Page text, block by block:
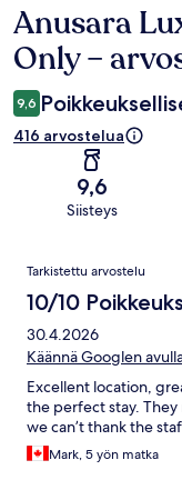
Arvostelut
Anusara
Only –
9,6
416 arvostelua
9,6
Siisteys
Arvostelut
Tarkistettu arvostelu
10/10
30.4.2026
Käännä Googlen
Excellent location,
the perfect stay.
we can’t thank the
Mark, 5 yön matka